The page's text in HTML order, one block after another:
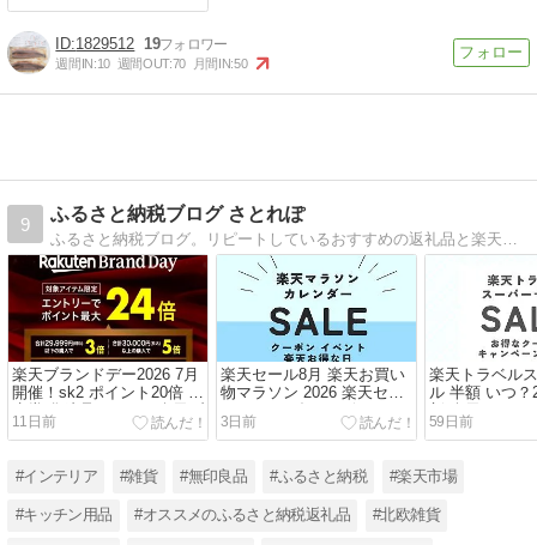
1829512 19
週間IN:10 週間OUT:70 月間IN:50
9
ふるさと納税ブログ さとれぽ
楽天ブランドデー2026 7月
開催！sk2 ポイント20倍 資
生堂 化粧品セール！楽天ブ
ランドデーはいつ？
11日前
楽天セール8月 楽天お買い
物マラソン 2026 楽天セー
ル カレンダーとお得なイベ
ント！
3日前
楽天トラベル
ル 半額 いつ？
新 楽天トラベ
攻略法
59日前
#インテリア #雑貨 #無印良品 #ふるさと納税 #楽天市場
#キッチン用品 #オススメのふるさと納税返礼品 #北欧雑貨